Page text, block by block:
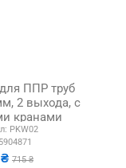
ППР труб
2 выхода, с
кранами
PKW02
5904871
715 ₴